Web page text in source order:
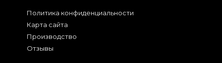
Политика конфиденциальности
Карта сайта
Производство
Отзывы